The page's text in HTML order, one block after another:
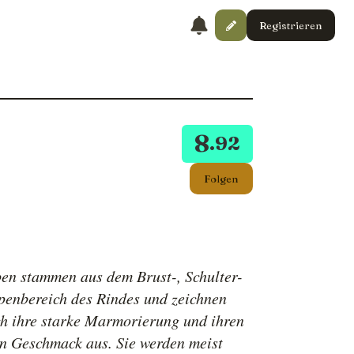
Registrieren
8.92
Folgen
stammen aus dem Brust-, Schulter-
des Rindes und zeichnen
ihre starke Marmorierung und ihren
Geschmack aus. Sie werden meist